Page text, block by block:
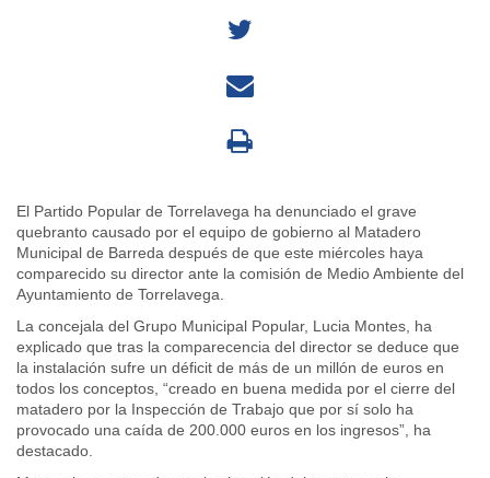
El Partido Popular de Torrelavega ha denunciado el grave
quebranto causado por el equipo de gobierno al Matadero
Municipal de Barreda después de que este miércoles haya
comparecido su director ante la comisión de Medio Ambiente del
Ayuntamiento de Torrelavega.
La concejala del Grupo Municipal Popular, Lucia Montes, ha
explicado que tras la comparecencia del director se deduce que
la instalación sufre un déficit de más de un millón de euros en
todos los conceptos, “creado en buena medida por el cierre del
matadero por la Inspección de Trabajo que por sí solo ha
provocado una caída de 200.000 euros en los ingresos”, ha
destacado.